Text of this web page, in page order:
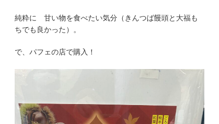
純粋に 甘い物を食べたい気分（きんつば饅頭と大福も
ちでも良かった）。
で、パフェの店で購入！